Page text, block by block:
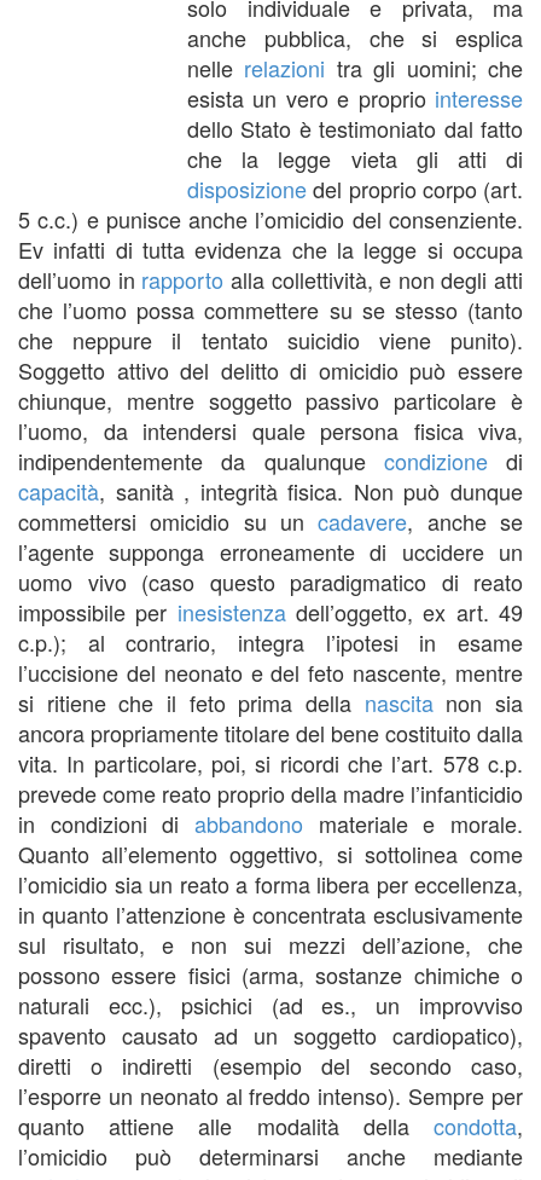
solo individuale e privata, ma
anche pubblica, che si esplica
nelle relazioni tra gli uomini; che
esista un vero e proprio interesse
dello Stato è testimoniato dal fatto
che la legge vieta gli atti di
disposizionedel proprio corpo (art.
5 c.c.) e punisce anche l’omicidio del consenziente.
Ev infatti di tutta evidenza che la legge si occupa
dell’uomo in rapporto alla collettività, e non degli atti
che l’uomo possa commettere su se stesso (tanto
che neppure il tentato suicidio viene punito).
Soggetto attivo del delitto di omicidio può essere
chiunque, mentre soggetto passivo particolare è
l’uomo, da intendersi quale persona fisica viva,
indipendentemente da qualunque condizionedi
capacità, sanità , integrità fisica. Non può dunque
commettersi omicidio su uncadavere, anche se
l’agente supponga erroneamente di uccidere un
uomo vivo (caso questo paradigmatico di reato
impossibile per inesistenzadell’oggetto, ex art. 49
c.p.); al contrario, integra l’ipotesi in esame
l’uccisione del neonato e del feto nascente, mentre
si ritiene che il feto prima della nascitanon sia
ancora propriamente titolare del bene costituito dalla
vita. In particolare, poi, si ricordi che l’art. 578 c.p.
prevede come reato proprio della madre l’infanticidio
in condizioni di abbandono materiale e morale.
Quanto all’elemento oggettivo, si sottolinea come
l’omicidio sia un reato a forma libera per eccellenza,
in quanto l’attenzione è concentrata esclusivamente
sul risultato, e non sui mezzi dell’azione, che
possono essere fisici (arma, sostanze chimiche o
naturali ecc.), psichici (ad es., un improvviso
spavento causato ad un soggetto cardiopatico),
diretti o indiretti (esempio del secondo caso,
l’esporre un neonato al freddo intenso). Sempre per
quanto attiene alle modalità della condotta,
l’omicidio può determinarsi anche mediante